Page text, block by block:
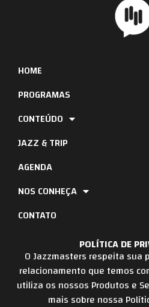
POLÍTICA DE
O Jazzmasters respeita sua
relacionamento que temos
utiliza os nossos Produtos e
mais sobre nossa
HOME
PROGRAMAS
CONTEÚDO
JAZZ & TRIP
AGENDA
NOS CONHEÇA
CONTATO